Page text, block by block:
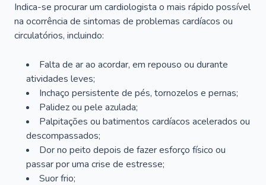
Indica-se procurar um cardiologista o mais rápido possível
na ocorrência de sintomas de problemas cardíacos ou
circulatórios, incluindo:
Falta de ar ao acordar, em repouso ou durante
atividades leves;
Inchaço persistente de pés, tornozelos e pernas;
Palidez ou pele azulada;
Palpitações ou batimentos cardíacos acelerados ou
descompassados;
Dor no peito depois de fazer esforço físico ou
passar por uma crise de estresse;
Suor frio;